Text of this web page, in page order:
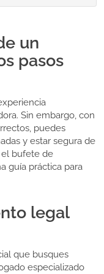
un
pasos
Sin embargo, con
puedes
y estar segura de
el bufete de
guía práctica para
legal
que busques
especializado